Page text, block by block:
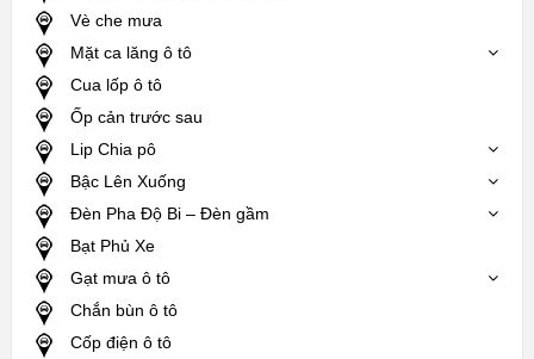
Vè che mưa
Mặt ca lăng ô tô
Cua lốp ô tô
Ốp cản trước sau
Lip Chia pô
Bậc Lên Xuống
Đèn Pha Độ Bi – Đèn gầm
Bạt Phủ Xe
Gạt mưa ô tô
Chắn bùn ô tô
Cốp điện ô tô